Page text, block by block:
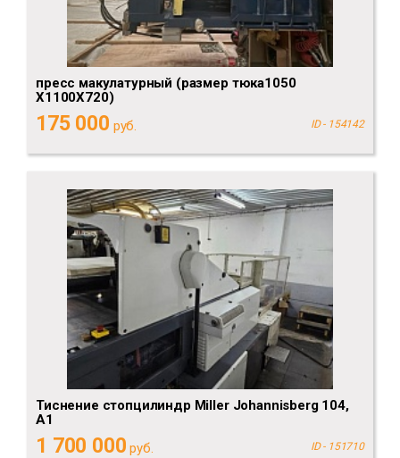
пресс макулатурный (размер тюка1050
Х1100Х720)
175 000 руб. ID - 154142
Тиснение стопцилиндр Miller Johannisberg 104,
А1
1 700 000 руб. ID - 151710